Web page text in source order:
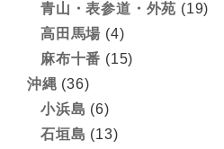
青山・表参道・外苑 (19)
高田馬場 (4)
麻布十番 (15)
沖縄 (36)
小浜島 (6)
石垣島 (13)